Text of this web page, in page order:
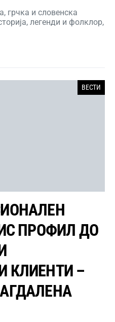
грчка и словенска
легенди и фолклор,
ВЕСТИ
ПРОФИЛ ДО
КЛИЕНТИ –